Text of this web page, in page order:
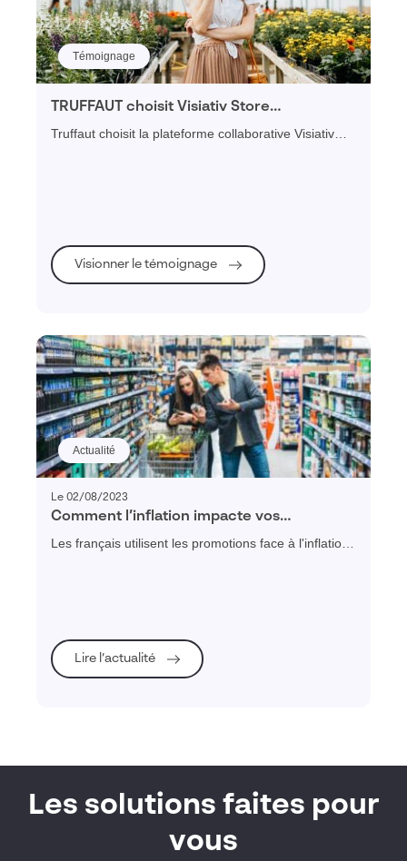
Témoignage
TRUFFAUT choisit Visiativ Store
Intelligence Planning pour piloter son
merchandising
Truffaut choisit la plateforme collaborative Visiativ
Visionner le témoignage
Actualité
Le 02/08/2023
Comment l’inflation impacte vos
promotions en magasin ?
Les français utilisent les promotions face à l'inflation :
Lire l’actualité
Les solutions faites pour
vous